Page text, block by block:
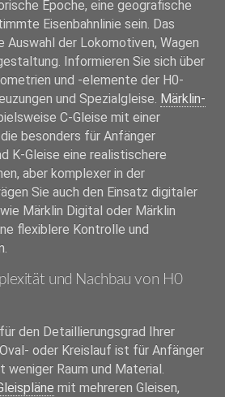
Epoche, eine geografische
Eisenbahnlinie sein. Das
Auswahl der Lokomotiven, Wagen
Informieren Sie sich über
und -elemente der H0-
und Spezialgleise. Märklin-
C-Gleise mit einer
besonders für Anfänger
K-Gleise eine realistischere
aber komplexer in der
Sie auch den Einsatz digitaler
Märklin Digital oder Märklin
flexiblere Kontrolle und
und Nachbau von H0
den Detaillierungsgrad Ihrer
oder Kreislauf ist für Anfänger
Raum und Material.
mit mehreren Gleisen,